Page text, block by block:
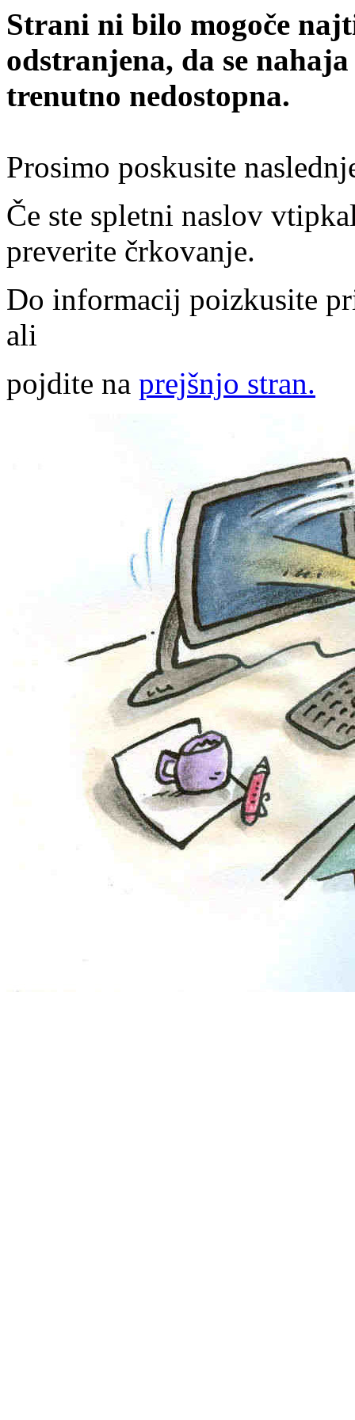
Strani ni bilo mogoče
odstranjena, da se
trenutno nedostopna.
Prosimo poskusite
Če ste spletni naslov
preverite črkovanje.
Do informacij poizkusite
ali
pojdite na prejšnjo stran.